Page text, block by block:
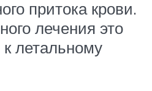
притока крови.
лечения это
летальному